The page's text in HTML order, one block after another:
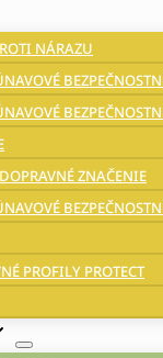
NÁRAZU
ZNAČENIE
PROFILY PROTECT